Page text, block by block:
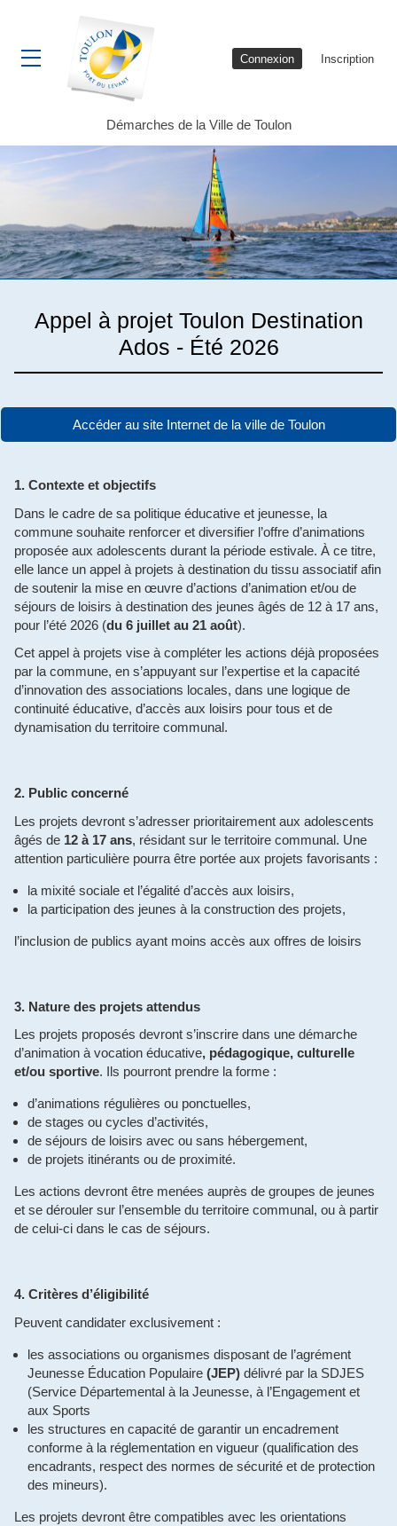
Connexion Inscription
Démarches de la Ville de Toulon
Ouvrir le menu
Appel à projet Toulon Destination
Ados - Été 2026
Accéder au site Internet de la ville de Toulon
1. Contexte et objectifs
Dans le cadre de sa politique éducative et jeunesse, la
commune souhaite renforcer et diversifier l’offre d’animations
proposée aux adolescents durant la période estivale. À ce titre,
elle lance un appel à projets à destination du tissu associatif afin
de soutenir la mise en œuvre d’actions d’animation et/ou de
séjours de loisirs à destination des jeunes âgés de 12 à 17 ans,
pour l’été 2026 (du 6 juillet au 21 août).
Cet appel à projets vise à compléter les actions déjà proposées
par la commune, en s’appuyant sur l’expertise et la capacité
d’innovation des associations locales, dans une logique de
continuité éducative, d’accès aux loisirs pour tous et de
dynamisation du territoire communal.
2. Public concerné
Les projets devront s’adresser prioritairement aux adolescents
âgés de 12 à 17 ans, résidant sur le territoire communal. Une
attention particulière pourra être portée aux projets favorisants :
la mixité sociale et l’égalité d’accès aux loisirs,
la participation des jeunes à la construction des projets,
l’inclusion de publics ayant moins accès aux offres de loisirs
3. Nature des projets attendus
Les projets proposés devront s’inscrire dans une démarche
d’animation à vocation éducative, pédagogique, culturelle
et/ou sportive. Ils pourront prendre la forme :
d’animations régulières ou ponctuelles,
de stages ou cycles d’activités,
de séjours de loisirs avec ou sans hébergement,
de projets itinérants ou de proximité.
Les actions devront être menées auprès de groupes de jeunes
et se dérouler sur l’ensemble du territoire communal, ou à partir
de celui-ci dans le cas de séjours.
4. Critères d’éligibilité
Peuvent candidater exclusivement :
les associations ou organismes disposant de l’agrément
Jeunesse Éducation Populaire (JEP) délivré par la SDJES
(Service Départemental à la Jeunesse, à l’Engagement et
aux Sports
les structures en capacité de garantir un encadrement
conforme à la réglementation en vigueur (qualification des
encadrants, respect des normes de sécurité et de protection
des mineurs).
Les projets devront être compatibles avec les orientations